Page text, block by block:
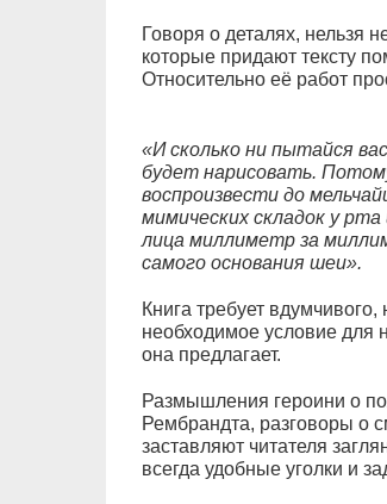
Говоря о деталях, нельзя
которые придают тексту
Относительно её работ
«И сколько ни пытайся
будет нарисовать.
воспроизвести до
мимических складок у
лица миллиметр за
самого основания шеи».
Книга требует
необходимое условие для
она предлагает.
Размышления героини о
Рембрандта, разговоры о
заставляют читателя
всегда удобные уголки и